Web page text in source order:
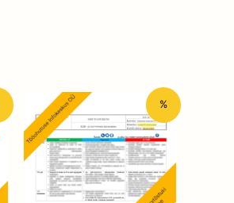
%
Algne
hind
oli:
49,00 €.
Praegune
hind
on:
29,40 €.